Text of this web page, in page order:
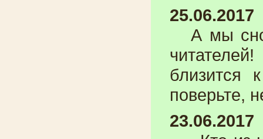
25.06.2017
А мы
близится
поверьте,
23.06.2017